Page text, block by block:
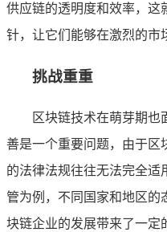
供应链的透明度和效率，这
针，让它们能够在激烈的市
挑战重重
区块链技术在萌芽期也
善是一个重要问题，由于区
的法律法规往往无法完全适
管为例，不同国家和地区的
块链企业的发展带来了一定